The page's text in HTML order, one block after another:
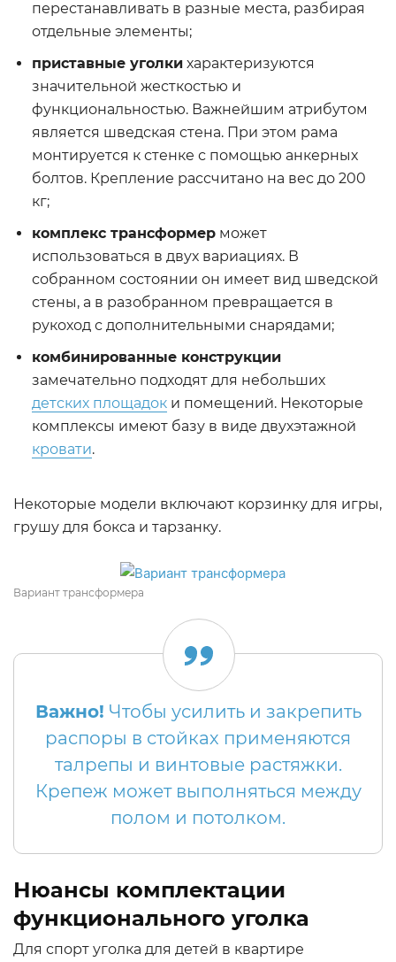
перестанавливать в разные места, разбирая
отдельные элементы;
приставные уголки характеризуются
значительной жесткостью и
функциональностью. Важнейшим атрибутом
является шведская стена. При этом рама
монтируется к стенке с помощью анкерных
болтов. Крепление рассчитано на вес до 200
кг;
комплекс трансформер может
использоваться в двух вариациях. В
собранном состоянии он имеет вид шведской
стены, а в разобранном превращается в
рукоход с дополнительными снарядами;
комбинированные конструкции
замечательно подходят для небольших
детских площадок и помещений. Некоторые
комплексы имеют базу в виде двухэтажной
кровати.
Некоторые модели включают корзинку для игры,
грушу для бокса и тарзанку.
Вариант трансформера
Важно! Чтобы усилить и закрепить
распоры в стойках применяются
талрепы и винтовые растяжки.
Крепеж может выполняться между
полом и потолком.
Нюансы комплектации
функционального уголка
Для спорт уголка для детей в квартире